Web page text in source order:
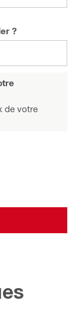
?
de votre